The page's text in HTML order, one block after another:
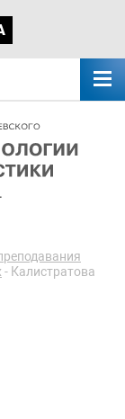
- Калистратова